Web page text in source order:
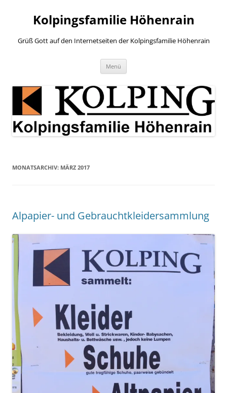
springenKolpingsfamilie Höhenrain
Grüß Gott auf den Internetseiten der Kolpingsfamilie Höhenrain
Menü
MONATSARCHIV: MÄRZ 2017
Alpapier- und Gebrauchtkleidersammlung